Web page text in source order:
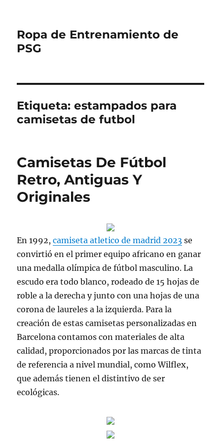
Ropa de Entrenamiento de
PSG
Etiqueta:estampados para
camisetas de futbol
Camisetas De Fútbol
Retro, Antiguas Y
Originales
En 1992,camiseta atletico de madrid 2023 se
convirtió en el primer equipo africano en ganar
una medalla olímpica de fútbol masculino. La
escudo era todo blanco, rodeado de 15 hojas de
roble a la derecha y junto con una hojas de una
corona de laureles a la izquierda. Para la
creación de estas camisetas personalizadas en
Barcelona contamos con materiales de alta
calidad, proporcionados por las marcas de tinta
de referencia a nivel mundial, como Wilflex,
que además tienen el distintivo de ser
ecológicas.